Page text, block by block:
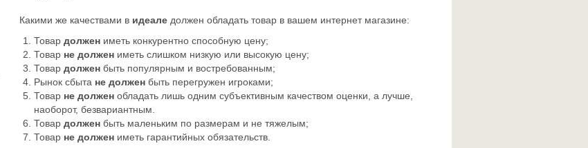
Какими же качествами в идеале должен обладать товар в вашем интернет магазине:
Товар должен иметь конкурентно способную цену;
Товар не должен иметь слишком низкую или высокую цену;
Товар должен быть популярным и востребованным;
Рынок сбыта не должен быть перегружен игроками;
Товар не должен обладать лишь одним субъективным качеством оценки, а лучше,
наоборот, безвариантным.
Товар должен быть маленьким по размерам и не тяжелым;
Товар не должен иметь гарантийных обязательств.